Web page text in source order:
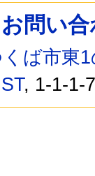
問い
ば市東
, 1-1-1-